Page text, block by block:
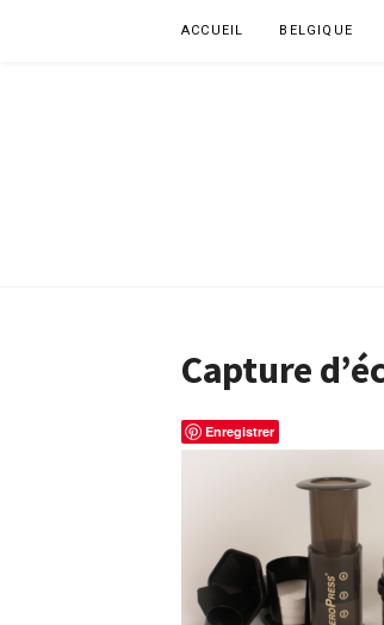
ACCUEIL BELGIQUE
Capture
Enregistrer